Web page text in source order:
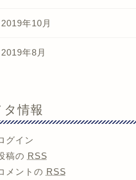
2019年10月
2019年8月
タ情報
グイン
稿の RSS
メントの RSS